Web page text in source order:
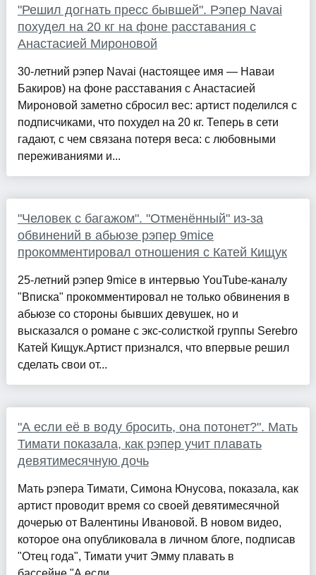
"Решил догнать пресс бывшей". Рэпер Navai
похудел на 20 кг на фоне расставания с
Анастасией Мироновой
30-летний рэпер Navai (настоящее имя — Наваи
Бакиров) на фоне расставания с Анастасией
Мироновой заметно сбросил вес: артист поделился с
подписчиками, что похудел на 20 кг. Теперь в сети
гадают, с чем связана потеря веса: с любовными
переживаниями и...
"Человек с багажом". "Отменённый" из-за
обвинений в абьюзе рэпер 9mice
прокомментировал отношения с Катей Кищук
25-летний рэпер 9mice в интервью YouTube-каналу
"Вписка" прокомментировал не только обвинения в
абьюзе со стороны бывших девушек, но и
высказался о романе с экс-солисткой группы Serebro
Катей Кищук.Артист признался, что впервые решил
сделать свои от...
"А если её в воду бросить, она потонет?". Мать
Тимати показала, как рэпер учит плавать
девятимесячную дочь
Мать рэпера Тимати, Симона Юнусова, показала, как
артист проводит время со своей девятимесячной
дочерью от Валентины Ивановой. В новом видео,
которое она опубликовала в личном блоге, подписав
"Отец года", Тимати учит Эмму плавать в